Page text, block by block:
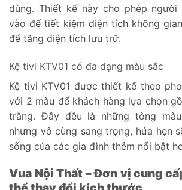
dùng. Thiết kế này cho phép
vào để tiết kiệm diện tích không
để tăng diện tích lưu trữ.
Kệ tivi KTV01 có đa dạng màu sắc
Kệ tivi KTV01 được thiết kế theo
với 2 màu để khách hàng lựa chọn
trắng. Đây đều là những tông
nhưng vô cùng sang trọng, hứa hẹn
sống của các gia đình thêm nổi bật
Vua Nội Thất – Đơn vị cung